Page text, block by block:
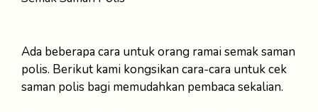
Ada beberapa cara untuk orang ramai semak saman
polis. Berikut kami kongsikan cara-cara untuk cek
saman polis bagi memudahkan pembaca sekalian.